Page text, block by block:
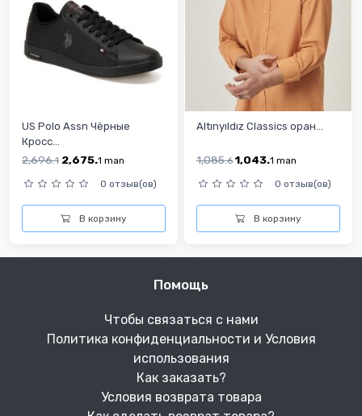
US Polo Assn Чёрные
Кросс...
2,696.1 2,675.1 man
0 отзыв(ов)
В корзину
Altınyıldız Classics оран...
1,085.6 1,043.1 man
0 отзыв(ов)
В корзину
Помощь
Чтобы связаться с нами
Политика конфиденциальности и Условия
использования
Как заказать?
Условия возврата товара